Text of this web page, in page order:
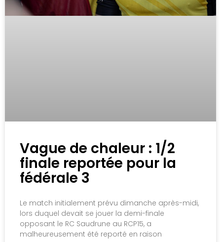
Vague de chaleur : 1/2
finale reportée pour la
fédérale 3
Le match initialement prévu dimanche après-midi,
lors duquel devait se jouer la demi-finale
opposant le RC Saudrune au RCP15, a
malheureusement été reporté en raison